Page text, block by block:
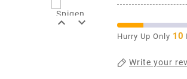
 
Hurry Up Only 10
Write your